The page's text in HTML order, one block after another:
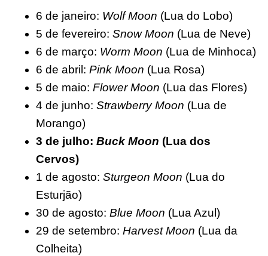
6 de janeiro: Wolf Moon (Lua do Lobo)
5 de fevereiro: Snow Moon (Lua de Neve)
6 de março: Worm Moon (Lua de Minhoca)
6 de abril: Pink Moon (Lua Rosa)
5 de maio: Flower Moon (Lua das Flores)
4 de junho: Strawberry Moon (Lua de
Morango)
3 de julho: Buck Moon (Lua dos
Cervos)
1 de agosto: Sturgeon Moon (Lua do
Esturjão)
30 de agosto: Blue Moon (Lua Azul)
29 de setembro: Harvest Moon (Lua da
Colheita)